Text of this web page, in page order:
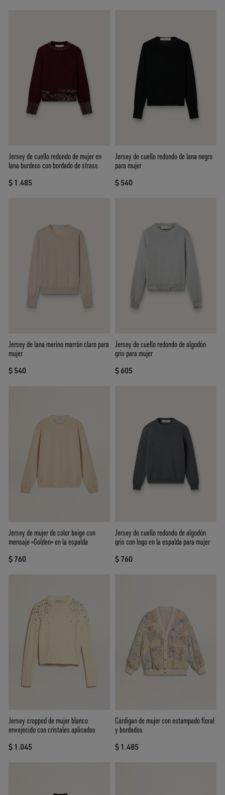
Jersey de cuello redondo de mujer en
lana burdeos con bordado de strass
$ 1.485
Jersey de cuello redondo de lana negro
para mujer
$ 540
Jersey de lana merino marrón claro para
mujer
$ 540
Jersey de cuello redondo de algodón
gris para mujer
$ 605
Jersey de mujer de color beige con
mensaje «Golden» en la espalda
$ 760
Jersey de cuello redondo de algodón
gris con logo en la espalda para mujer
$ 760
Jersey cropped de mujer blanco
envejecido con cristales aplicados
$ 1.045
Cárdigan de mujer con estampado floral
y bordados
$ 1.485